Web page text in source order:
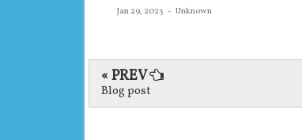
Jan 29, 2023 - Unknown
« PREV
Blog post